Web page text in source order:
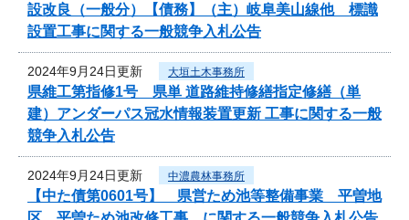
設改良（一般分）【債務】（主）岐阜美山線他 標識
設置工事に関する一般競争入札公告
2024年9月24日更新 大垣土木事務所
県維工第指修1号 県単 道路維持修繕指定修繕（単
建）アンダーパス冠水情報装置更新 工事に関する一般
競争入札公告
2024年9月24日更新 中濃農林事務所
【中た債第0601号】 県営ため池等整備事業 平曽地